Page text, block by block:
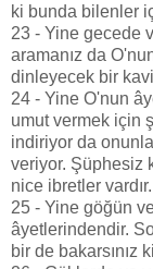
ki bunda bilenler
23 - Yine gecede
aramanız da
dinleyecek bir
24 - Yine O'nun
umut vermek için
indiriyor da
veriyor. Şüphesiz
nice ibretler vardır.
25 - Yine göğün
âyetlerindendir.
bir de bakarsınız